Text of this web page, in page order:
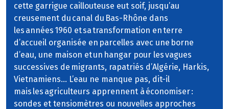
cette garrigue caillouteuse eut soif, jusqu’au
creusement du canal du Bas-Rhône dans
les années 1960 et sa transformation en terre
d’accueil organisée en parcelles avec une borne
d’eau, une maison et un hangar pour les vagues
successives de migrants, rapatriés d’Algérie, Harkis,
Vietnamiens… L’eau ne manque pas, dit-il
mais les agriculteurs apprennent à économiser :
sondes et tensiomètres ou nouvelles approches